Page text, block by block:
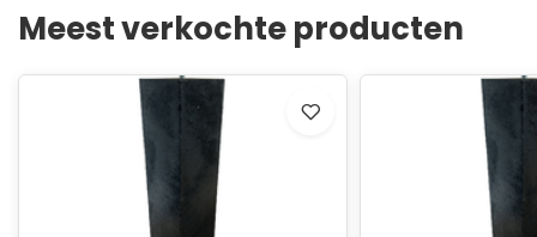
Meest verkochte producten